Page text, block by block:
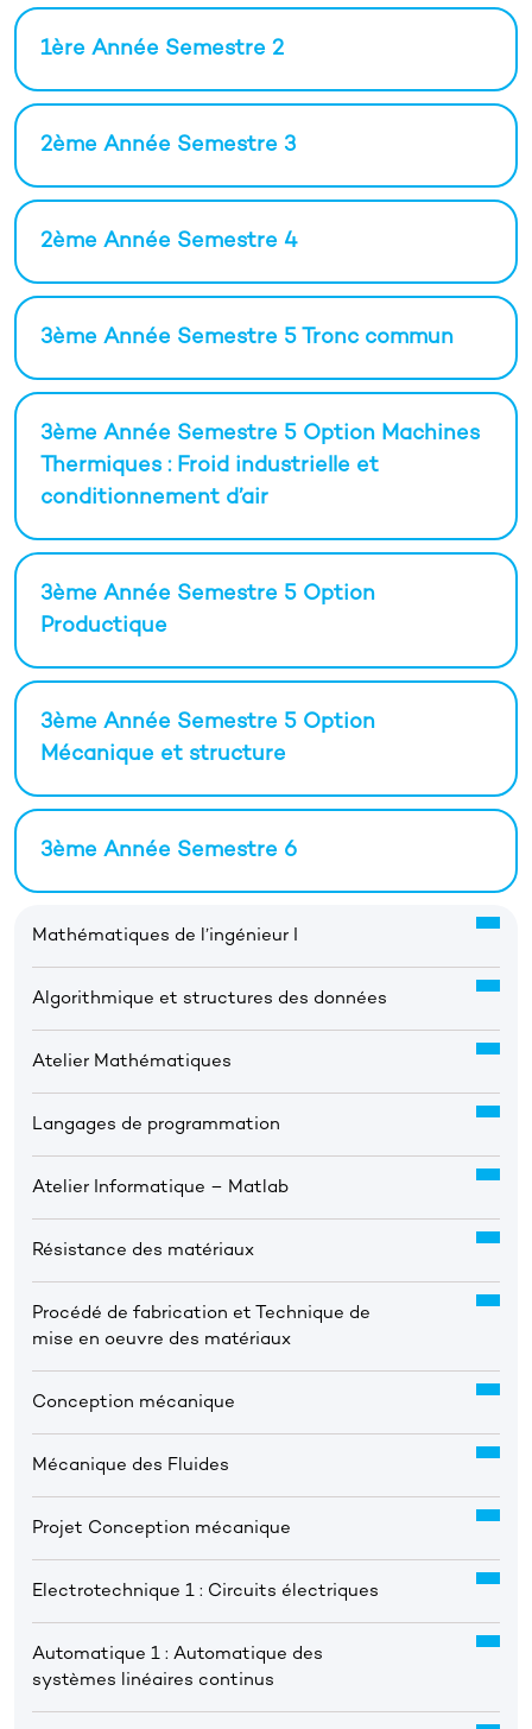
1ère Année Semestre 2
2ème Année Semestre 3
2ème Année Semestre 4
3ème Année Semestre 5 Tronc commun
3ème Année Semestre 5 Option Machines
Thermiques : Froid industrielle et
conditionnement d’air
3ème Année Semestre 5 Option
Productique
3ème Année Semestre 5 Option
Mécanique et structure
3ème Année Semestre 6
Mathématiques de l’ingénieur I
Algorithmique et structures des données
Atelier Mathématiques
Langages de programmation
Atelier Informatique – Matlab
Résistance des matériaux
Procédé de fabrication et Technique de
mise en oeuvre des matériaux
Conception mécanique
Mécanique des Fluides
Projet Conception mécanique
Electrotechnique 1 : Circuits électriques
Automatique 1 : Automatique des
systèmes linéaires continus